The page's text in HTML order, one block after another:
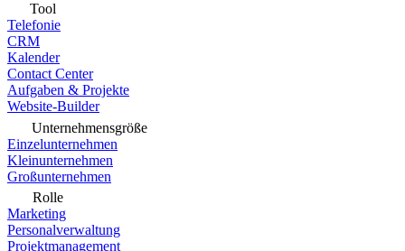
Tool
Telefonie
CRM
Kalender
Contact Center
Aufgaben & Projekte
Website-Builder
Unternehmensgröße
Einzelunternehmen
Kleinunternehmen
Großunternehmen
Rolle
Marketing
Personalverwaltung
Projektmanagement